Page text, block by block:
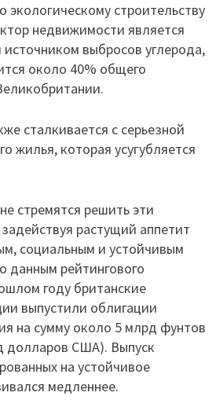
строительству
недвижимости является
выбросов углерода,
около 40% общего
сталкивается с серьезной
жилья, которая усугубляется
стремятся решить эти
растущий аппетит
социальным и устойчивым
данным рейтингового
году британские
выпустили облигации
на сумму около 5 млрд фунтов
долларов США). Выпуск
на устойчивое
медленнее.